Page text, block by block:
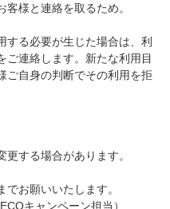
客様と連絡を取るため。
る必要が生じた場合は、利
ご連絡します。新たな利用目
ご自身の判断でその利用を拒
する場合があります。
お願いいたします。
キャンペーン担当）